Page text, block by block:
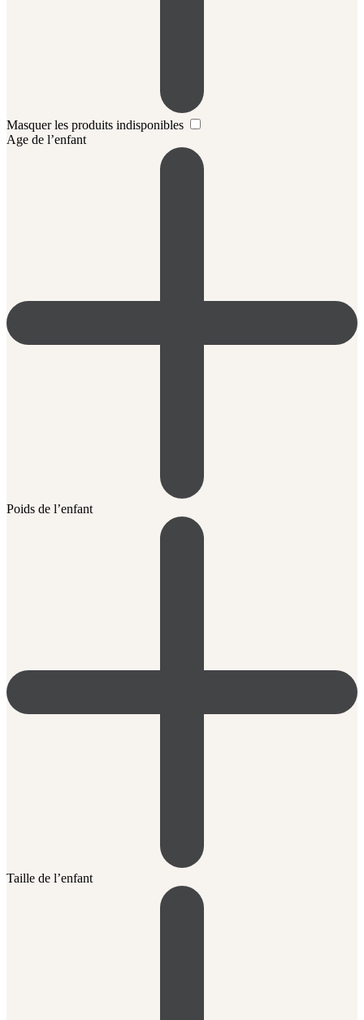
Masquer les produits indisponibles
Age de l’enfant
Poids de l’enfant
Taille de l’enfant